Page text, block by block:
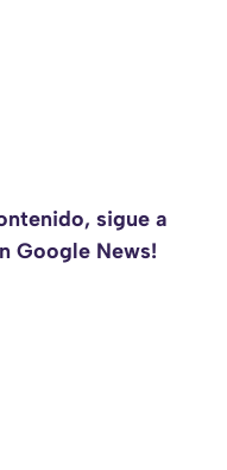
sigue a
Google News!